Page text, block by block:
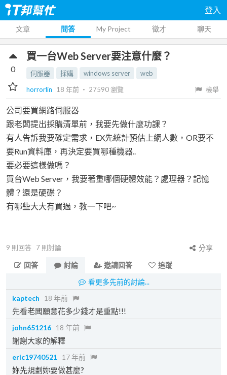
登入
文章 問答 My Project 徵才 聊天
買一台Web Server要注意什麼？
伺服器 採購 windows server
web
horrorlin
18 年前 ‧ 27590瀏覽 檢舉
0
公司要買網路伺服器
跟老闆提出採購清單前，我要先做什麼功課？
有人告訴我要確定需求，EX先統計預估上網人數，OR要不
要Run資料庫，再決定要買哪種機器..
要必要這樣做嗎？
買台Web Server，我要著重哪個硬體效能？處理器？記憶
體？還是硬碟？
有哪些大大有買過，教一下吧~
9 則回答 7 則討論
分享
回答
討論 邀請回答
追蹤
看更多先前的討論...
kaptech
18 年前
先看老闆願意花多少錢才是重點!!!
john651216 18 年前
謝謝大家的解釋
eric19740521 17 年前
妳先規劃妳要做甚麼?